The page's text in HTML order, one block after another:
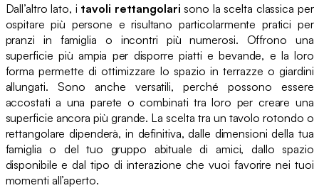
Dall’altro lato, i tavoli rettangolari sono la scelta classica per
ospitare più persone e risultano particolarmente pratici per
pranzi in famiglia o incontri più numerosi. Offrono una
superficie più ampia per disporre piatti e bevande, e la loro
forma permette di ottimizzare lo spazio in terrazze o giardini
allungati. Sono anche versatili, perché possono essere
accostati a una parete o combinati tra loro per creare una
superficie ancora più grande. La scelta tra un tavolo rotondo o
rettangolare dipenderà, in definitiva, dalle dimensioni della tua
famiglia o del tuo gruppo abituale di amici, dallo spazio
disponibile e dal tipo di interazione che vuoi favorire nei tuoi
momenti all’aperto.